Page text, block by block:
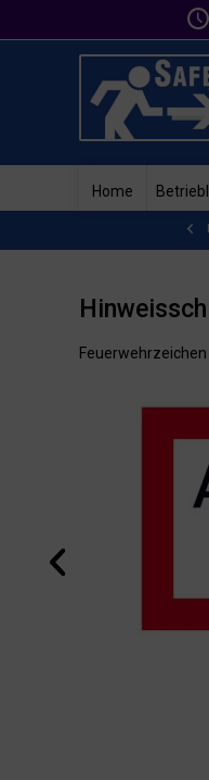
Home